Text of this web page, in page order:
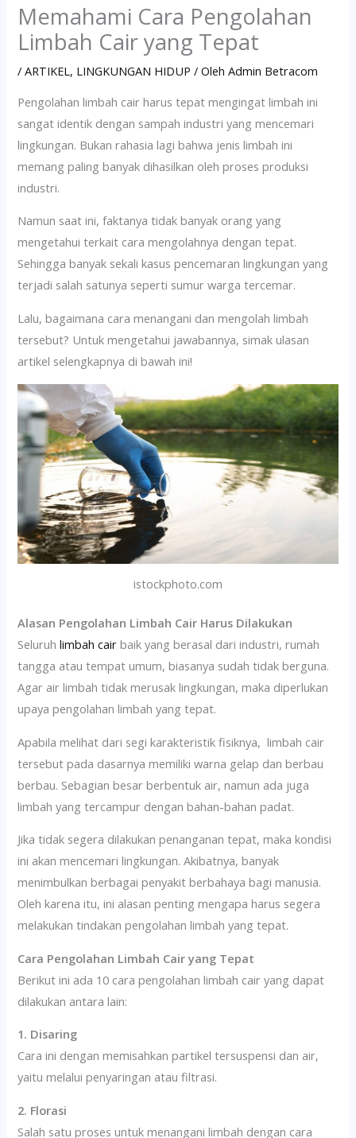
Memahami Cara Pengolahan
Limbah Cair yang Tepat
/ARTIKEL, LINGKUNGAN HIDUP / OlehAdmin Betracom
Pengolahan limbah cair harus tepat mengingat limbah ini
sangat identik dengan sampah industri yang mencemari
lingkungan. Bukan rahasia lagi bahwa jenis limbah ini
memang paling banyak dihasilkan oleh proses produksi
industri.
Namun saat ini, faktanya tidak banyak orang yang
mengetahui terkait cara mengolahnya dengan tepat.
Sehingga banyak sekali kasus pencemaran lingkungan yang
terjadi salah satunya seperti sumur warga tercemar.
Lalu, bagaimana cara menangani dan mengolah limbah
tersebut? Untuk mengetahui jawabannya, simak ulasan
artikel selengkapnya di bawah ini!
istockphoto.com
Alasan Pengolahan Limbah Cair Harus Dilakukan
Seluruhlimbah cair baik yang berasal dari industri, rumah
tangga atau tempat umum, biasanya sudah tidak berguna.
Agar air limbah tidak merusak lingkungan, maka diperlukan
upaya pengolahan limbah yang tepat.
Apabila melihat dari segi karakteristik fisiknya, limbah cair
tersebut pada dasarnya memiliki warna gelap dan berbau
berbau. Sebagian besar berbentuk air, namun ada juga
limbah yang tercampur dengan bahan-bahan padat.
Jika tidak segera dilakukan penanganan tepat, maka kondisi
ini akan mencemari lingkungan. Akibatnya, banyak
menimbulkan berbagai penyakit berbahaya bagi manusia.
Oleh karena itu, ini alasan penting mengapa harus segera
melakukan tindakan pengolahan limbah yang tepat.
Cara Pengolahan Limbah Cair yang Tepat
Berikut ini ada 10 cara pengolahan limbah cair yang dapat
dilakukan antara lain:
1. Disaring
Cara ini dengan memisahkan partikel tersuspensi dan air,
yaitu melalui penyaringan atau filtrasi.
2. Florasi
Salah satu proses untuk menangani limbah dengan cara